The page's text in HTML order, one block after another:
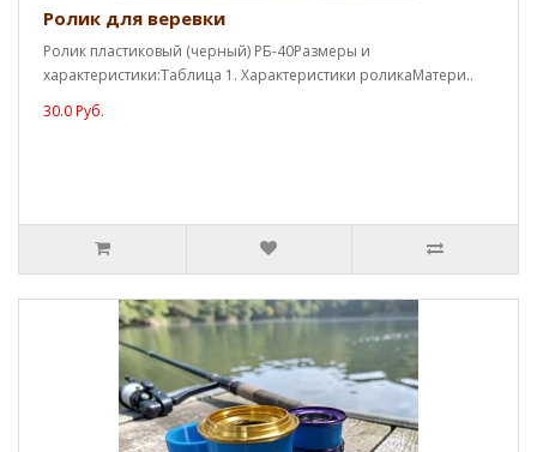
Ролик для веревки
Ролик пластиковый (черный) РБ-40Размеры и
характеристики:Таблица 1. Характеристики роликаМатери..
30.0 Руб.